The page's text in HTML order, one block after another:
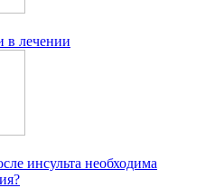
в лечении
инсульта необходима